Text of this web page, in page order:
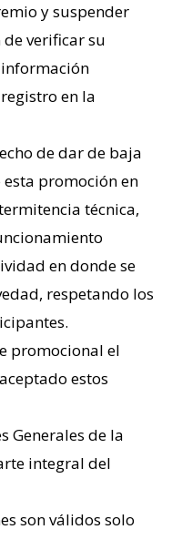
y suspender
verificar su
en la
de dar de baja
promoción en
técnica,
en donde se
respetando los
promocional el
estos
Generales de la
integral del
son válidos solo